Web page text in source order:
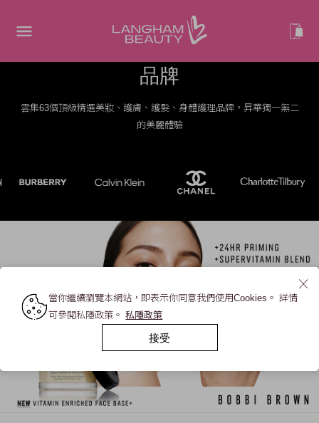
品牌
雲集63個頂級精選美妝、護膚、護髮、身體護理品牌，昇華獨一無二
的美麗體驗
當你繼續瀏覽本網站，即表示你同意我們使用Cookies。 詳情
可參閱私隱政策。私隱政策
接受